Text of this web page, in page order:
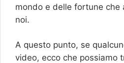
mondo e delle fortune che
noi.
A questo punto, se
video, ecco che possiamo